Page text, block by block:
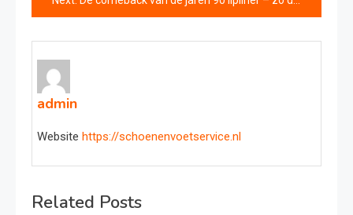
admin
Website https://schoenenvoetservice.nl
Related Posts